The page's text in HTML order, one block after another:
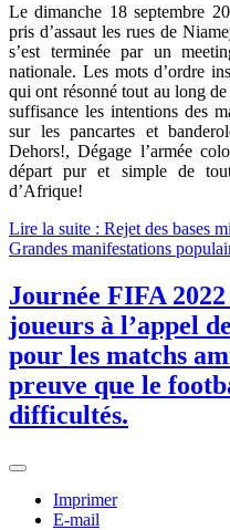
Le dimanche 18 septembre
pris d’assaut les rues de
s’est terminée par un
nationale. Les mots d’ordre
qui ont résonné tout au long
suffisance les intentions des
sur les pancartes et
Dehors!, Dégage l’armée
départ pur et simple de
d’Afrique!
Lire la suite : Rejet des bases
Grandes manifestations
Journée FIFA
joueurs à l’appel
pour les matchs
preuve que le
difficultés.
Imprimer
E-mail